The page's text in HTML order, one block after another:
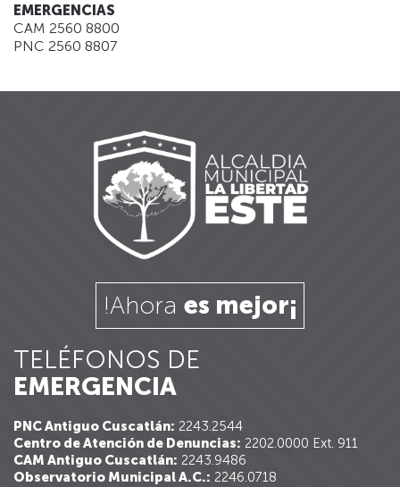
EMERGENCIAS
CAM 2560 8800
PNC 2560 8807
!Ahora es mejor¡
TELÉFONOS DE
EMERGENCIA
PNC Antiguo Cuscatlán: 2243.2544
Centro de Atención de Denuncias: 2202.0000 Ext. 911
CAM Antiguo Cuscatlán: 2243.9486
Observatorio Municipal A.C.: 2246.0718